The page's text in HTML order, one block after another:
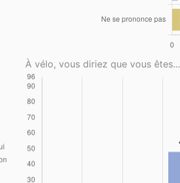
À vélo, vous diriez que vous êtes...